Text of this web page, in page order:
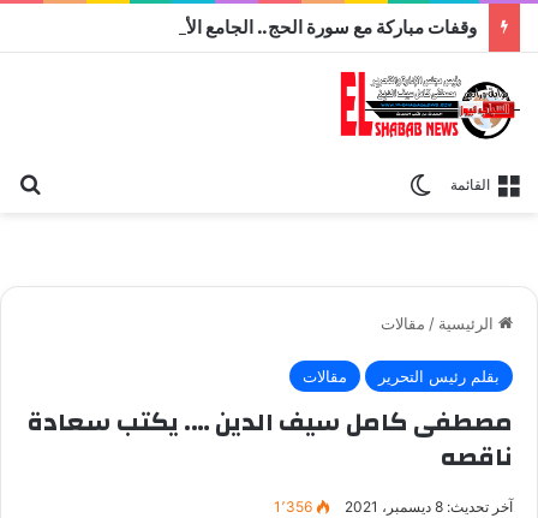
القائمة
الرئيسية / مقالات
بقلم رئيس التحرير مقالات
مصطفى كامل سيف الدين …. يكتب سعادة
ناقصه
آخر تحديث: 8 ديسمبر، 2021 1٬356